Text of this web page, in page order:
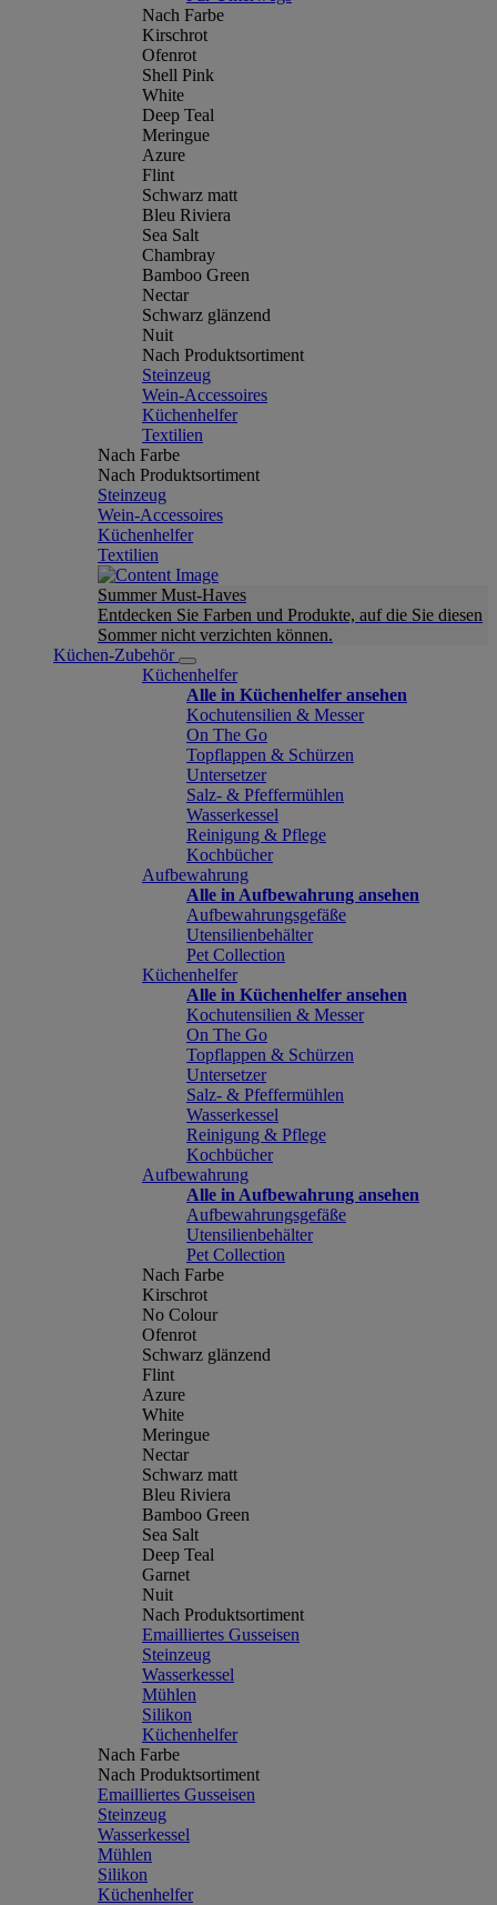
Nach Farbe
Kirschrot
Ofenrot
Shell Pink
White
Deep Teal
Meringue
Azure
Flint
Schwarz matt
Bleu Riviera
Sea Salt
Chambray
Bamboo Green
Nectar
Schwarz glänzend
Nuit
Nach Produktsortiment
Steinzeug
Wein-Accessoires
Küchenhelfer
Textilien
Nach Farbe
Nach Produktsortiment
Steinzeug
Wein-Accessoires
Küchenhelfer
Textilien
Summer Must-Haves
Entdecken Sie Farben und Produkte, auf die Sie diesen
Sommer nicht verzichten können.
Küchen-Zubehör
Küchenhelfer
Alle in Küchenhelfer ansehen
Kochutensilien & Messer
On The Go
Topflappen & Schürzen
Untersetzer
Salz- & Pfeffermühlen
Wasserkessel
Reinigung & Pflege
Kochbücher
Aufbewahrung
Alle in Aufbewahrung ansehen
Aufbewahrungsgefäße
Utensilienbehälter
Pet Collection
Küchenhelfer
Alle in Küchenhelfer ansehen
Kochutensilien & Messer
On The Go
Topflappen & Schürzen
Untersetzer
Salz- & Pfeffermühlen
Wasserkessel
Reinigung & Pflege
Kochbücher
Aufbewahrung
Alle in Aufbewahrung ansehen
Aufbewahrungsgefäße
Utensilienbehälter
Pet Collection
Nach Farbe
Kirschrot
No Colour
Ofenrot
Schwarz glänzend
Flint
Azure
White
Meringue
Nectar
Schwarz matt
Bleu Riviera
Bamboo Green
Sea Salt
Deep Teal
Garnet
Nuit
Nach Produktsortiment
Emailliertes Gusseisen
Steinzeug
Wasserkessel
Mühlen
Silikon
Küchenhelfer
Nach Farbe
Nach Produktsortiment
Emailliertes Gusseisen
Steinzeug
Wasserkessel
Mühlen
Silikon
Küchenhelfer